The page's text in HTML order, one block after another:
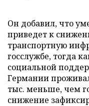
Он добавил, что
приведет к
транспортную
госслужбе, тогда
социальной
Германии
тыс. меньше, чем
снижение